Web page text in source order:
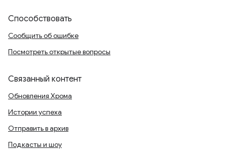
Способствовать
Сообщить об ошибке
Посмотреть открытые вопросы
Связанный контент
Обновления Хрома
Истории успеха
Отправить в архив
Подкасты и шоу